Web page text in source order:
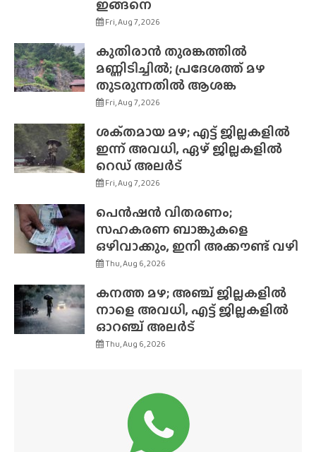
ഇങ്ങനെ
Fri, Aug 7, 2026
കുതിരാൻ തുരങ്കത്തിൽ
മണ്ണിടിച്ചിൽ; പ്രദേശത്ത് മഴ
തുടരുന്നതിൽ ആശങ്ക
Fri, Aug 7, 2026
ശക്‌തമായ മഴ; എട്ട് ജില്ലകളിൽ
ഇന്ന് അവധി, ഏഴ് ജില്ലകളിൽ
റെഡ് അലർട്
Fri, Aug 7, 2026
പെൻഷൻ വിതരണം;
സഹകരണ ബാങ്കുകളെ
ഒഴിവാക്കും, ഇനി അക്കൗണ്ട് വഴി
Thu, Aug 6, 2026
കനത്ത മഴ; അഞ്ച് ജില്ലകളിൽ
നാളെ അവധി, എട്ട് ജില്ലകളിൽ
ഓറഞ്ച് അലർട്
Thu, Aug 6, 2026